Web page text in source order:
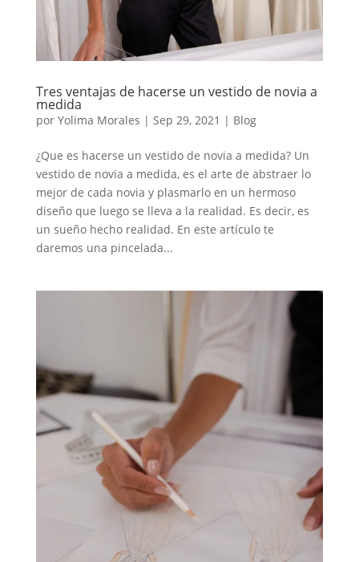
Tres ventajas de hacerse un vestido de novia a
medida
por Yolima Morales | Sep 29, 2021 | Blog
¿Que es hacerse un vestido de novia a medida? Un
vestido de novia a medida, es el arte de abstraer lo
mejor de cada novia y plasmarlo en un hermoso
diseño que luego se lleva a la realidad. Es decir, es
un sueño hecho realidad. En este artículo te
daremos una pincelada...